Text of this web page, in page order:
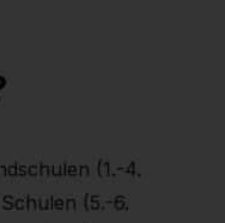
(1.-4.
(5.-6.